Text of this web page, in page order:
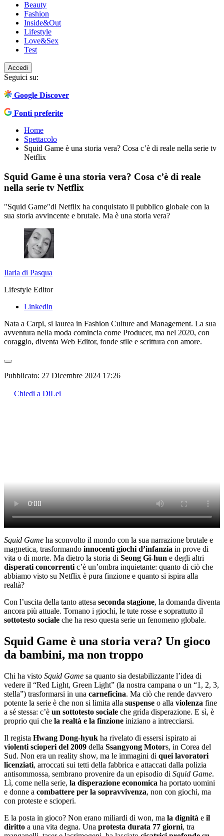
Beauty
Fashion
Inside&Out
Lifestyle
Love&Sex
Test
Accedi
Seguici su:
Google Discover
Fonti preferite
Home
Spettacolo
Squid Game è una storia vera? Cosa c’è di reale nella serie tv
Netflix
Squid Game è una storia vera? Cosa c’è di reale
nella serie tv Netflix
"Squid Game"di Netflix ha conquistato il pubblico globale con la
sua storia avvincente e brutale. Ma è una storia vera?
Ilaria di Pasqua
Lifestyle Editor
Linkedin
Nata a Carpi, si laurea in Fashion Culture and Management. La sua
avventura nella moda comincia come Producer, ma nel 2020, con
coraggio, diventa Web Editor, fonde stile e scrittura con amore.
Pubblicato: 27 Dicembre 2024 17:26
Chiedi a DiLei
Squid Game ha sconvolto il mondo con la sua narrazione brutale e
magnetica, trasformando innocenti giochi d’infanzia in prove di
vita o di morte. Ma dietro la storia di Seong Gi-hun e degli altri
disperati concorrentic’è un’ombra inquietante: quanto di ciò che
abbiamo visto su Netflix è pura finzione e quanto si ispira alla
realtà?
Con l’uscita della tanto attesa seconda stagione, la domanda diventa
ancora più attuale. Tornano i giochi, le tute rosse e soprattutto il
sottotesto sociale che ha reso questa serie un fenomeno globale.
Squid Game è una storia vera? Un gioco
da bambini, ma non troppo
Chi ha visto Squid Game sa quanto sia destabilizzante l’idea di
vedere il “Red Light, Green Light” (la nostra campana o un “1, 2, 3,
stella”) trasformarsi in una carneficina. Ma ciò che rende davvero
potente la serie è che non si limita alla suspense o alla violenza fine
a sé stessa: c’è un sottotesto sociale che grida disperazione. E sì, è
proprio qui che la realtà e la finzione iniziano a intrecciarsi.
Il regista Hwang Dong-hyuk ha rivelato di essersi ispirato ai
violenti scioperi del 2009 della Ssangyong Motors, in Corea del
Sud. Non era un reality show, ma le immagini di quei lavoratori
licenziati, arroccati sui tetti della fabbrica e attaccati dalla polizia
antisommossa, sembrano provenire da un episodio di Squid Game.
Lì, come nella serie, la disperazione economica ha portato uomini
e donne a combattere per la sopravvivenza, non con giochi, ma
con proteste e scioperi.
E la posta in gioco? Non erano miliardi di won, ma la dignità e il
diritto a una vita degna. Una protesta durata 77 giorni, tra